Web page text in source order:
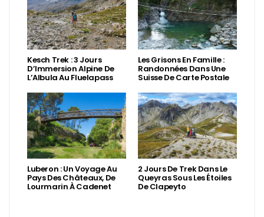
Kesch Trek : 3 Jours
D’Immersion Alpine De
L’Albula Au Fluelapass
Les Grisons En Famille :
Randonnées Dans Une
Suisse De Carte Postale
Luberon : Un Voyage Au
Pays Des Châteaux, De
Lourmarin À Cadenet
2 Jours De Trek Dans Le
Queyras Sous Les Étoiles
De Clapeyto